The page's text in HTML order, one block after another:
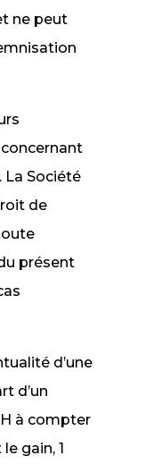
ne peut
La Société
de
présent
d’une
d’un
à compter
gain, 1